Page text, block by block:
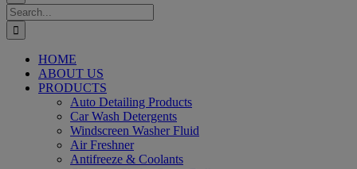
Search
for:
HOME
ABOUT US
PRODUCTS
Auto Detailing Products
Car Wash Detergents
Windscreen Washer Fluid
Air Freshner
Antifreeze & Coolants